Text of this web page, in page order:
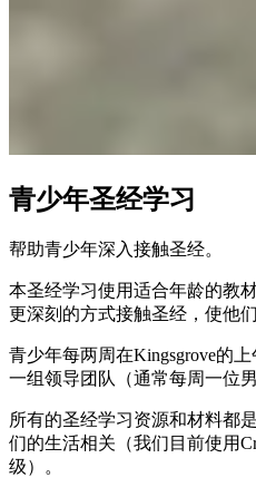
青少年圣经学习
帮助青少年深入接触圣经。
本圣经学习使用适合年龄的教
更深刻的方式接触圣经，使他
青少年每两周在Kingsgrove的
一组领导团队（通常每周一位
所有的圣经学习资源和材料都
们的生活相关（我们目前使用
级）。